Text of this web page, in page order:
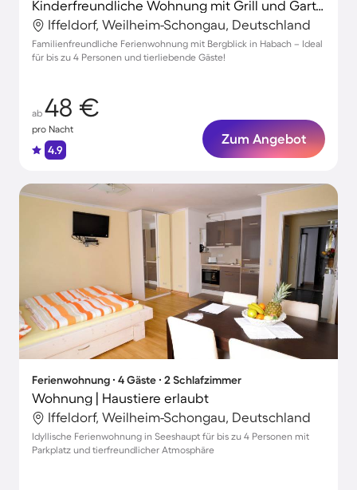
Kinderfreundliche Wohnung mit Grill und Garten | Bergblick | Haustiere sind willkommen
Iffeldorf, Weilheim-Schongau, Deutschland
Familienfreundliche Ferienwohnung mit Bergblick in Habach – Ideal
für bis zu 4 Personen und tierliebende Gäste!
ab 48 €
pro Nacht
4.9
Zum Angebot
Ferienwohnung ∙ 4 Gäste ∙ 2 Schlafzimmer
Wohnung | Haustiere erlaubt
Iffeldorf, Weilheim-Schongau, Deutschland
Idyllische Ferienwohnung in Seeshaupt für bis zu 4 Personen mit
Parkplatz und tierfreundlicher Atmosphäre